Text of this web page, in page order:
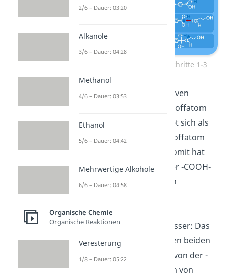
Polykondensation PET – Schritte 1-3
4. Übergabe
der positiven
Ladung: Das Wasserstoffatom
der -OH-Gruppe bindet sich als
Proton an ein Sauerstoffatom
der -COOH-Gruppe. Somit hat
ein Sauerstoffatom der -COOH-
Gruppe zwei Protonen
positiv geladen.
5. Abspaltung
von Wasser: Das
Sauerstoffatom mit den beiden
Protonen spaltet sich von der -
COOH-Gruppe in Form von
2/6 – Dauer: 03:20
Alkanole
3/6 – Dauer: 04:28
Methanol
4/6 – Dauer: 03:53
Ethanol
5/6 – Dauer: 04:42
Mehrwertige Alkohole
6/6 – Dauer: 04:58
Organische Chemie
Organische Reaktionen
Veresterung
1/8 – Dauer: 05:22